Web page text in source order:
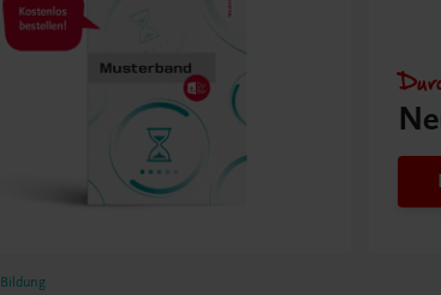
Bildung